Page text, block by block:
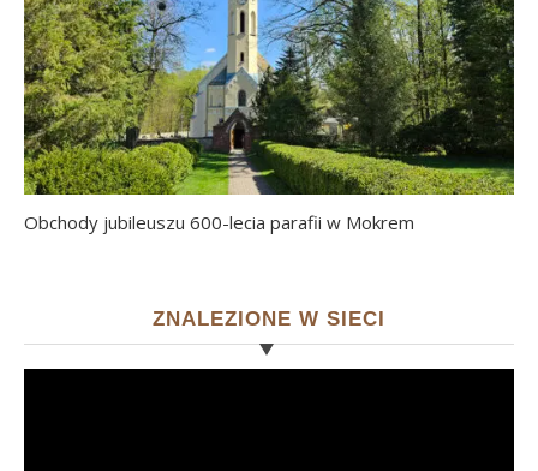
Obchody jubileuszu 600-lecia parafii w Mokrem
ZNALEZIONE W SIECI